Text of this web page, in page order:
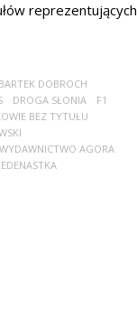
reprezentujących
BARTEK DOBROCH
DROGA SŁONIA
F1
BEZ TYTUŁU
WYDAWNICTWO AGORA